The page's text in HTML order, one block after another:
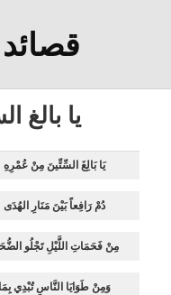
يا بالغ
يَا بَالِغَ السِّتِّينَ مِنْ عُمْرِهِ
دُمْ رَافِعاً بَيْنَ مَنَارِ الهُدَى
مِنْ فَحَمَاتِ اللَّيْلِ تَجْلُو
وَمِنْ طَوَايَا النَّاسِ تُبْدِي بِمَا